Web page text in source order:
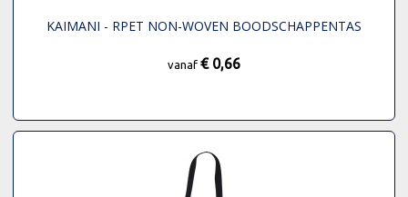
KAIMANI - RPET NON-WOVEN BOODSCHAPPENTAS
vanaf € 0,66